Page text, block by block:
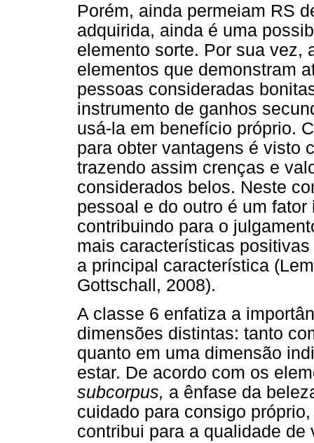
Porém, ainda permeiam RS
adquirida, ainda é uma
elemento sorte. Por sua vez,
elementos que demonstram
pessoas consideradas
instrumento de ganhos
usá-la em benefício próprio.
para obter vantagens é visto
trazendo assim crenças e
considerados belos. Neste
pessoal e do outro é um
contribuindo para o
mais características
a principal característica
Gottschall, 2008).
A classe 6 enfatiza a
dimensões distintas: tanto
quanto em uma dimensão
estar. De acordo com os
subcorpus, a ênfase da
cuidado para consigo
contribui para a qualidade